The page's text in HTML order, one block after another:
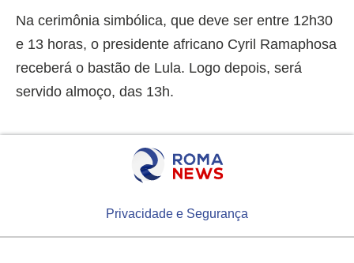
Na cerimônia simbólica, que deve ser entre 12h30
e 13 horas, o presidente africano Cyril Ramaphosa
receberá o bastão de Lula. Logo depois, será
servido almoço, das 13h.
Privacidade e Segurança